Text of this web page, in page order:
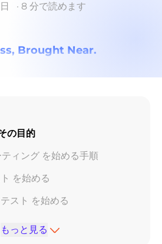
· 8 分で読めます
Brought Near.
の目的
ィング を始める手順
を始める
スト を始める
を始める
もっと見る